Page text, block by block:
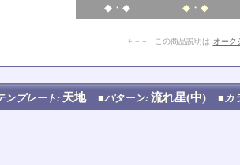
◆・◆ ◆・◆
+ + + この商品説明は オーク
ンプレート: 天地 ■パターン: 流れ星(中) ■カ